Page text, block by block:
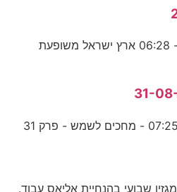
סוואח 2 - 2. עיו כרם 06:00 - 06:28 ארץ ישראל משופעת
פרספקטיבה 06:00 - 07:00 מגזין שבועי בהנחיית אליאס עבוד.